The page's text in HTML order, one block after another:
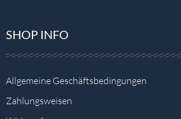
SHOP INFO
Allgemeine Geschäftsbedingungen
Zahlungsweisen